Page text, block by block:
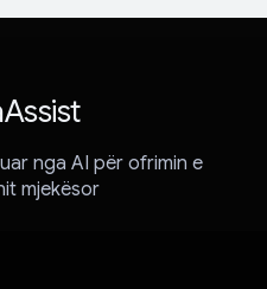
nga AI për ofrimin e
mjekësor